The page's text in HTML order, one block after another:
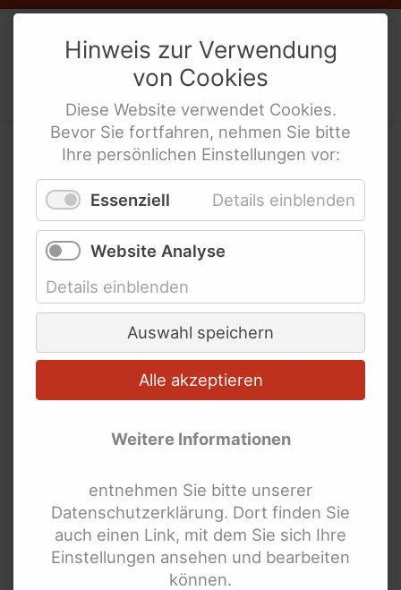
Links und Adressen
Netzwerke und
Koordinierungsstellen für
behinderte Frauen
Links für Lesben und LSBTIQ* mit
Behinderung
Bundesweite Organisationen für
Menschen mit Behinderung
Bundesweite Frauenorganisationen
Bundesministerien und mehr
Weibernetze.V.
Politische Interes­sen­ver­tre­tung
behinderte Frauen
Behindertengleich­
stellungsgesetz (BGG)
Erstes Gleichstellungsgesetz
weltweit mit
Diskriminierungsverbot für
Frauen mit Behinderungen
Hinweis zur Verwendung
von Cookies
Diese Website verwendet Cookies.
Bevor Sie fortfahren, nehmen Sie bitte
Ihre persönlichen Einstellungen vor:
Essenziell Details einblenden
Website Analyse
Details einblenden
Auswahl speichern
Alle akzeptieren
Weitere Informationen
entnehmen Sie bitte unserer
Datenschutzerklärung. Dort finden Sie
auch einen Link, mit dem Sie sich Ihre
Einstellungen ansehen und bearbeiten
können.